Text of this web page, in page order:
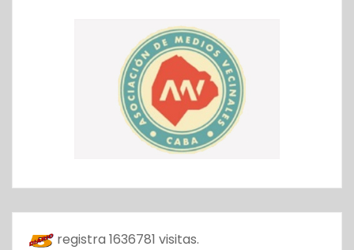
registra 1636781 visitas.